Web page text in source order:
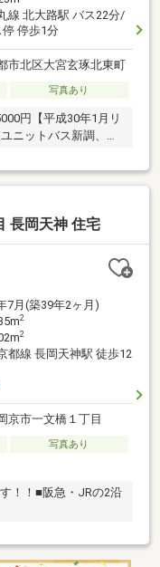
線 北大路駅 バス22分/
停歩1分
市北区大宮玄琢北東町
写真あり
円【平成30年1月リ
ニットバス新調、給
長岡天神 住宅
7月(築39年2ヶ月)
2
2
都線 長岡天神駅 徒歩12
京市一文橋１丁目
写真あり
！！■阪急・JRの2沿